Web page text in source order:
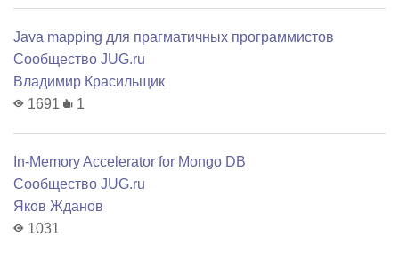
Java mapping для прагматичных программистов
Сообщество JUG.ru
Владимир Красильщик
1691
1
In-Memory Accelerator for Mongo DB
Сообщество JUG.ru
Яков Жданов
1031